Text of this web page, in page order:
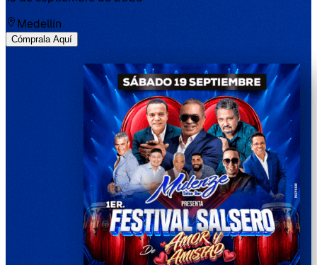
Medellín
Cómprala Aquí